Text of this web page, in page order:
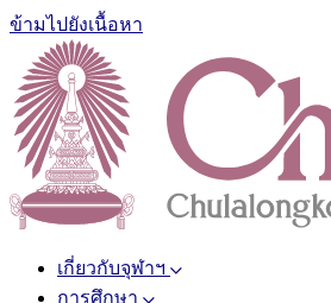
ข้ามไปยังเนื้อหา
เกี่ยวกับจุฬาฯ
การศึกษา